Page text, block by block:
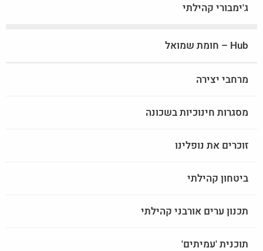
ג'ימבורי קהילתי
Hub – חומת שמואל
מרחבי יצירה
מסגרות חינוכיות בשכונה
זוכרים את נופלינו
ביטחון קהילתי
תכנון ערים אורבני קהילתי
תוכנית 'עמיתים'